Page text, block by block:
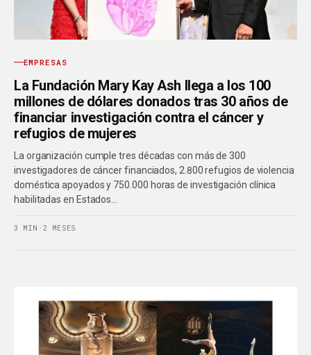
EMPRESAS
La Fundación Mary Kay Ash llega a los 100
millones de dólares donados tras 30 años de
financiar investigación contra el cáncer y
refugios de mujeres
La organización cumple tres décadas con más de 300
investigadores de cáncer financiados, 2.800 refugios de violencia
doméstica apoyados y 750.000 horas de investigación clínica
habilitadas en Estados…
3 MIN · 2 MESES